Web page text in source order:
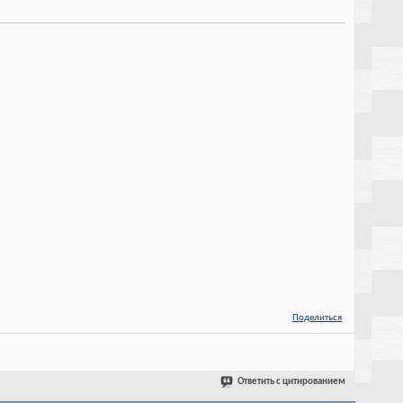
Поделиться
Ответить с цитированием